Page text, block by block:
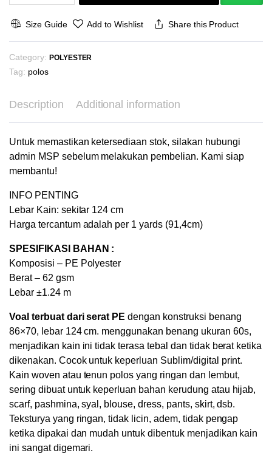
Kualitas
Premium
Printing
Sublim
Digital
Bw
Hijab
Scarf
Syal
quantity
Size Guide Add to Wishlist Share this Product
Category: POLYESTER
Tag: polos
Description Additional information
Untuk memastikan ketersediaan stok, silakan hubungi
admin MSP sebelum melakukan pembelian. Kami siap
membantu!
INFO PENTING
Lebar Kain: sekitar 124 cm
Harga tercantum adalah per 1 yards (91,4cm)
SPESIFIKASI BAHAN :
Komposisi – PE Polyester
Berat – 62 gsm
Lebar ±1.24 m
Voal terbuat dari serat PE dengan konstruksi benang
86×70, lebar 124 cm. menggunakan benang ukuran 60s,
menjadikan kain ini tidak terasa tebal dan tidak berat ketika
dikenakan. Cocok untuk keperluan Sublim/digital print.
Kain woven atau tenun polos yang ringan dan lembut,
sering dibuat untuk keperluan bahan kerudung atau hijab,
scarf, pashmina, syal, blouse, dress, pants, skirt, dsb.
Teksturya yang ringan, tidak licin, adem, tidak pengap
ketika dipakai dan mudah untuk dibentuk menjadikan kain
ini sangat digemari.